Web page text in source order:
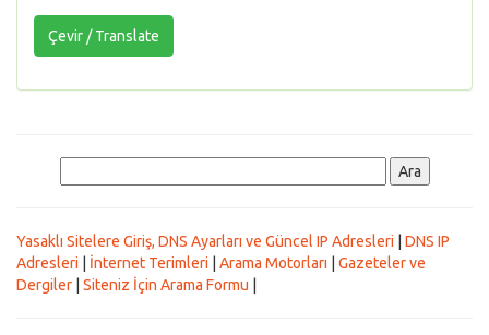
Yasaklı Sitelere Giriş, DNS Ayarları ve Güncel IP Adresleri
DNS IP
Adresleri
İnternet Terimleri Arama Motorları
Gazeteler ve
Dergiler
Siteniz İçin Arama Formu